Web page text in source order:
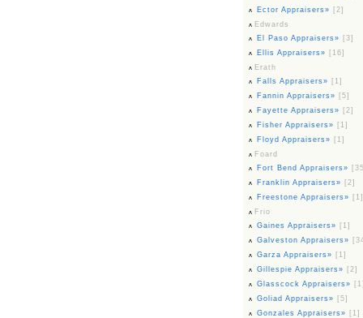
Ector Appraisers» [2]
Edwards
El Paso Appraisers» [3]
Ellis Appraisers» [16]
Erath
Falls Appraisers» [1]
Fannin Appraisers» [5]
Fayette Appraisers» [2]
Fisher Appraisers» [1]
Floyd Appraisers» [1]
Foard
Fort Bend Appraisers»
Franklin Appraisers» [2]
Freestone Appraisers» [1]
Frio
Gaines Appraisers» [1]
Galveston Appraisers»
Garza Appraisers» [1]
Gillespie Appraisers» [2]
Glasscock Appraisers»
Goliad Appraisers» [5]
Gonzales Appraisers» [1]